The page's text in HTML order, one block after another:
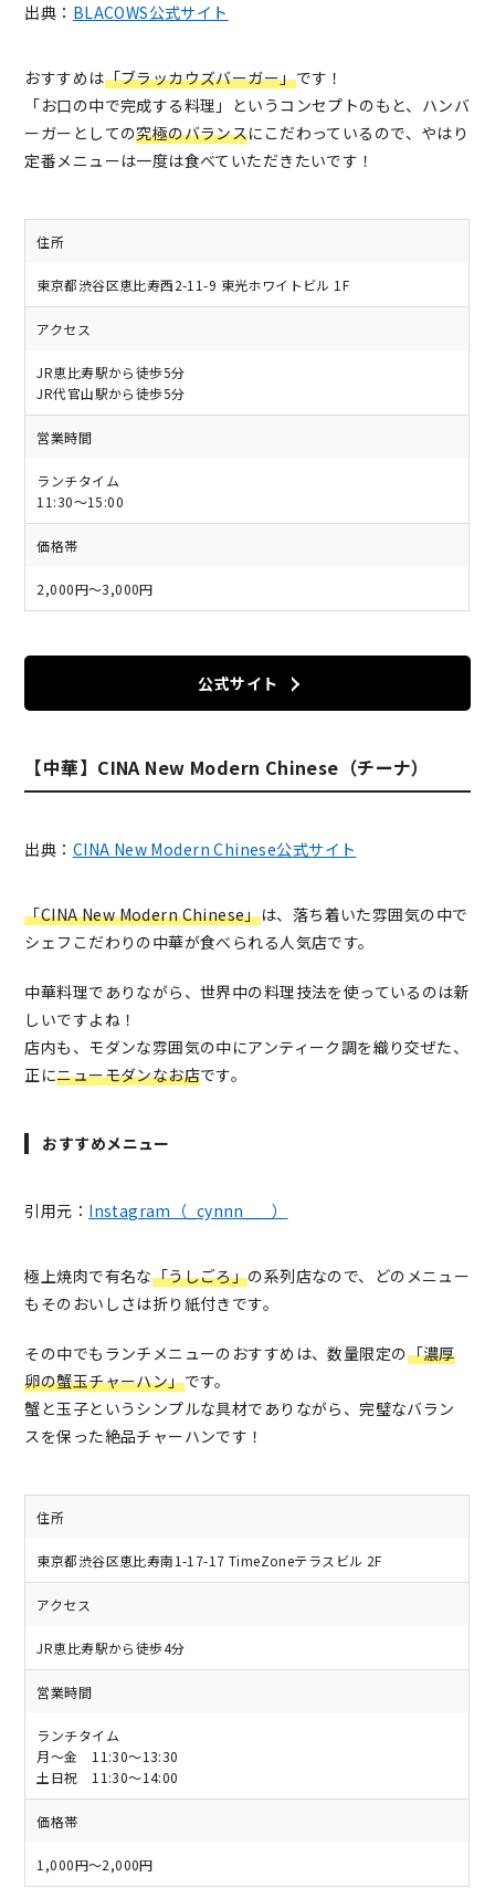
出典： BLACOWS公式サイト
おすすめは「ブラッカウズバーガー」です！
「お口の中で完成する料理」というコンセプトのもと、ハンバ
ーガーとしての究極のバランスにこだわっているので、やはり
定番メニューは一度は食べていただきたいです！
住所
東京都渋谷区恵比寿西2-11-9 東光ホワイトビル 1F
アクセス
JR恵比寿駅から徒歩5分
JR代官山駅から徒歩5分
営業時間
ランチタイム
11:30～15:00
価格帯
2,000円～3,000円
公式サイト
【中華】CINA New Modern Chinese（チーナ）
出典： CINA New Modern Chinese公式サイト
「CINA New Modern Chinese」は、落ち着いた雰囲気の中で
シェフこだわりの中華が食べられる人気店です。
中華料理でありながら、世界中の料理技法を使っているのは新
しいですよね！
店内も、モダンな雰囲気の中にアンティーク調を織り交ぜた、
正にニューモダンなお店です。
おすすめメニュー
引用元： Instagram（_cynnn___）
極上焼肉で有名な「うしごろ」の系列店なので、どのメニュー
もそのおいしさは折り紙付きです。
その中でもランチメニューのおすすめは、数量限定の「濃厚
卵の蟹玉チャーハン」です。
蟹と玉子というシンプルな具材でありながら、完璧なバラン
スを保った絶品チャーハンです！
住所
東京都渋谷区恵比寿南1-17-17 TimeZoneテラスビル 2F
アクセス
JR恵比寿駅から徒歩4分
営業時間
ランチタイム
月～金 11:30～13:30
土日祝 11:30～14:00
価格帯
1,000円～2,000円